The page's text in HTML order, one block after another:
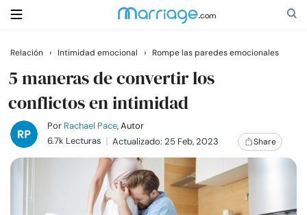
Buscar
Casarse
Relaciones
Familia
Relación › Intimidad emocional › Rompe las paredes emocionales
5 maneras de convertir los
conflictos en intimidad
Por Rachael Pace, Autor
6.7k Lecturas
Actualizado: 25 Feb, 2023 Share